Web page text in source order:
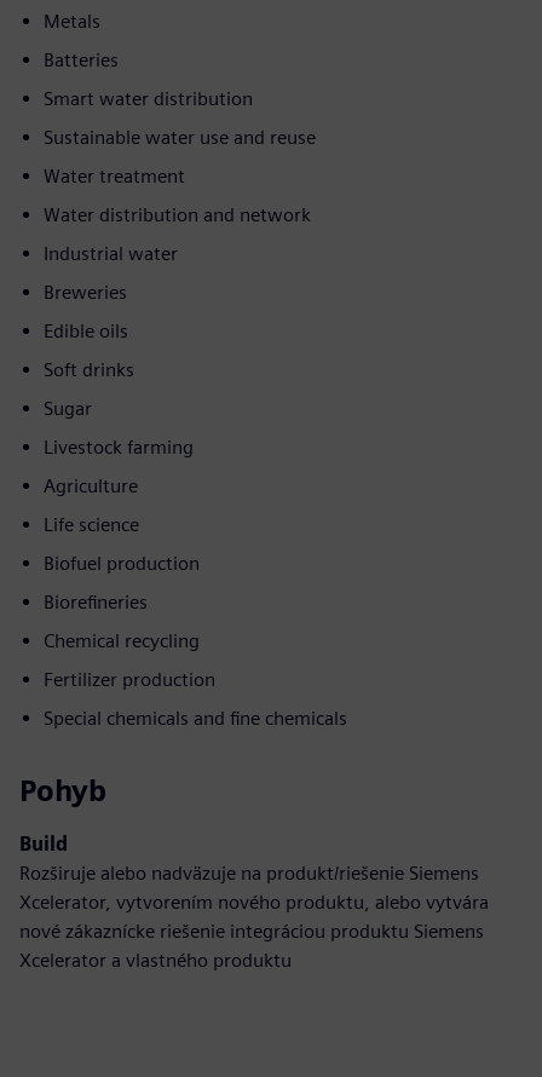
Metals
Batteries
Smart water distribution
Sustainable water use and reuse
Water treatment
Water distribution and network
Industrial water
Breweries
Edible oils
Soft drinks
Sugar
Livestock farming
Agriculture
Life science
Biofuel production
Biorefineries
Chemical recycling
Fertilizer production
Special chemicals and fine chemicals
Pohyb
Build
Rozširuje alebo nadväzuje na produkt/riešenie Siemens
Xcelerator, vytvorením nového produktu, alebo vytvára
nové zákaznícke riešenie integráciou produktu Siemens
Xcelerator a vlastného produktu